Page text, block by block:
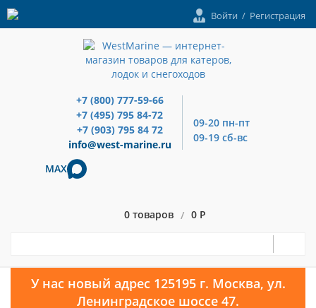
Войти / Регистрация
+7 (800) 777-59-66
+7 (495) 795 84-72
+7 (903) 795 84 72
info@west-marine.ru
09-20 пн-пт
09-19 сб-вс
MAX
0 товаров / 0 Р
У нас новый адрес 125195 г. Москва, ул.
Ленинградское шоссе 47.